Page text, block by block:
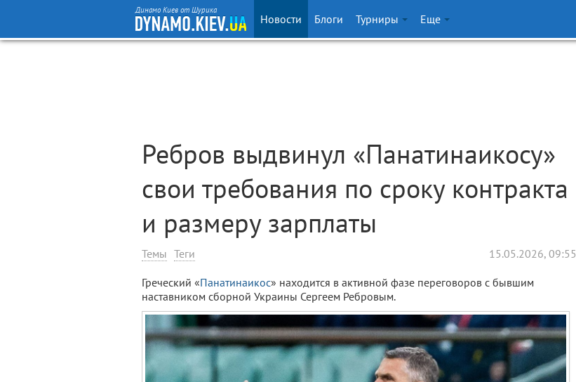
Динамо Киев от Шурика
Новости Блоги Турниры Еще
Ребров выдвинул «Панатинаикосу»
свои требования по сроку контракта
и размеру зарплаты
Темы Теги 15.05.2026, 09:55
Греческий «Панатинаикос» находится в активной фазе переговоров с бывшим
наставником сборной Украины Сергеем Ребровым.